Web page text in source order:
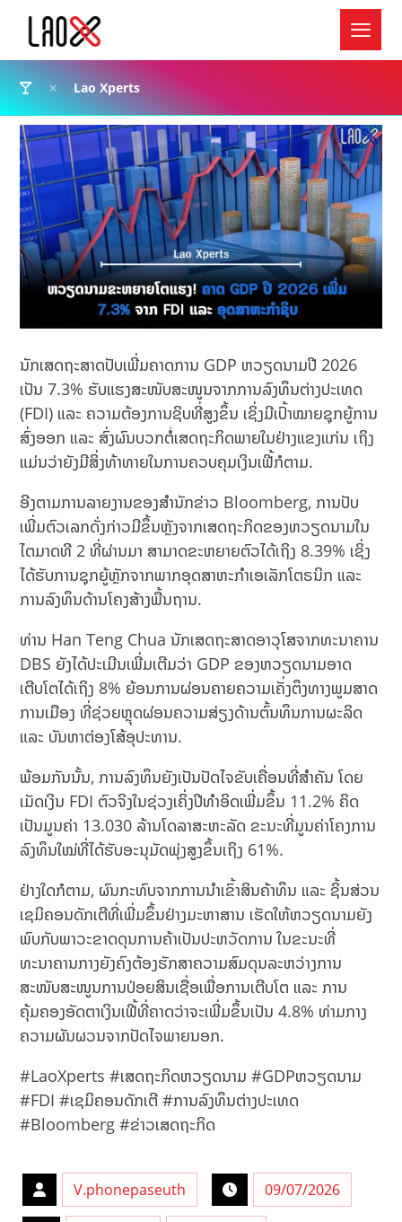
Lao Xperts
ນັກເສດຖະສາດປັບເພີ່ມຄາດການ GDP ຫວຽດນາມປີ 2026
ເປັນ 7.3% ຮັບແຮງສະໜັບສະໜູນຈາກການລົງທຶນຕ່າງປະເທດ
(FDI) ແລະ ຄວາມຕ້ອງການຊິບທີ່ສູງຂຶ້ນ ເຊິ່ງມີເປົ້າໝາຍຊຸກຍູ້ການ
ສົ່ງອອກ ແລະ ສົ່ງຜົນບວກຕໍ່ເສດຖະກິດພາຍໃນຢ່າງແຂງແກ່ນ ເຖິງ
ແມ່ນວ່າຍັງມີສິ່ງທ້າທາຍໃນການຄວບຄຸມເງິນເຟີ້ກໍຕາມ.
ອີງຕາມການລາຍງານຂອງສຳນັກຂ່າວ Bloomberg, ການປັບ
ເພີ່ມຕົວເລກດັ່ງກ່າວມີຂຶ້ນຫຼັງຈາກເສດຖະກິດຂອງຫວຽດນາມໃນ
ໄຕມາດທີ 2 ທີ່ຜ່ານມາ ສາມາດຂະຫຍາຍຕົວໄດ້ເຖິງ 8.39% ເຊິ່ງ
ໄດ້ຮັບການຊຸກຍູ້ຫຼັກຈາກພາກອຸດສາຫະກຳເອເລັກໂຕຣນິກ ແລະ
ການລົງທຶນດ້ານໂຄງສ້າງພື້ນຖານ.
ທ່ານ Han Teng Chua ນັກເສດຖະສາດອາວຸໂສຈາກທະນາຄານ
DBS ຍັງໄດ້ປະເມີນເພີ່ມເຕີມວ່າ GDP ຂອງຫວຽດນາມອາດ
ເຕີບໂຕໄດ້ເຖິງ 8% ຍ້ອນການຜ່ອນຄາຍຄວາມເຄັ່ງຕຶງທາງພູມສາດ
ການເມືອງ ທີ່ຊ່ວຍຫຼຸດຜ່ອນຄວາມສ່ຽງດ້ານຕົ້ນທຶນການຜະລິດ
ແລະ ບັນຫາຕ່ອງໂສ້ອຸປະທານ.
ພ້ອມກັນນັ້ນ, ການລົງທຶນຍັງເປັນປັດໄຈຂັບເຄື່ອນທີ່ສຳຄັນ ໂດຍ
ເມັດເງິນ FDI ຕົວຈິງໃນຊ່ວງເຄິ່ງປີທຳອິດເພີ່ມຂຶ້ນ 11.2% ຄິດ
ເປັນມູນຄ່າ 13.030 ລ້ານໂດລາສະຫະລັດ ຂະນະທີ່ມູນຄ່າໂຄງການ
ລົງທຶນໃໝ່ທີ່ໄດ້ຮັບອະນຸມັດພຸ່ງສູງຂຶ້ນເຖິງ 61%.
ຢ່າງໃດກໍຕາມ, ຜົນກະທົບຈາກການນຳເຂົ້າສິນຄ້າທຶນ ແລະ ຊິ້ນສ່ວນ
ເຊມິຄອນດັກເຕີທີ່ເພີ່ມຂຶ້ນຢ່າງມະຫາສານ ເຮັດໃຫ້ຫວຽດນາມຍັງ
ພົບກັບພາວະຂາດດຸນການຄ້າເປັນປະຫວັດການ ໃນຂະນະທີ່
ທະນາຄານກາງຍັງຄົງຕ້ອງຮັກສາຄວາມສົມດຸນລະຫວ່າງການ
ສະໜັບສະໜູນການປ່ອຍສິນເຊື່ອເພື່ອການເຕີບໂຕ ແລະ ການ
ຄຸ້ມຄອງອັດຕາເງິນເຟີ້ທີ່ຄາດວ່າຈະເພີ່ມຂຶ້ນເປັນ 4.8% ທ່າມກາງ
ຄວາມຜັນຜວນຈາກປັດໄຈພາຍນອກ.
#LaoXperts #ເສດຖະກິດຫວຽດນາມ #GDPຫວຽດນາມ
#FDI #ເຊມິຄອນດັກເຕີ #ການລົງທຶນຕ່າງປະເທດ
#Bloomberg #ຂ່າວເສດຖະກິດ
V.phonepaseuth 09/07/2026